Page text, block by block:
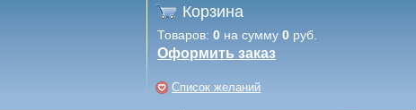
Корзина
Товаров: 0 на сумму 0 руб.
Оформить заказ
Список желаний